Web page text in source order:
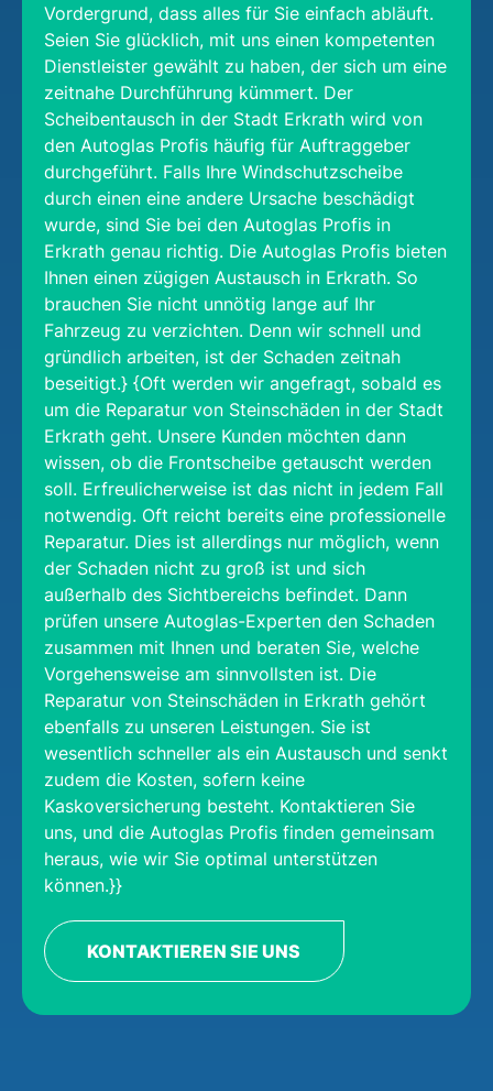
Vordergrund, dass alles für Sie einfach abläuft.
Seien Sie glücklich, mit uns einen kompetenten
Dienstleister gewählt zu haben, der sich um eine
zeitnahe Durchführung kümmert. Der
Scheibentausch in der Stadt Erkrath wird von
den Autoglas Profis häufig für Auftraggeber
durchgeführt. Falls Ihre Windschutzscheibe
durch einen eine andere Ursache beschädigt
wurde, sind Sie bei den Autoglas Profis in
Erkrath genau richtig. Die Autoglas Profis bieten
Ihnen einen zügigen Austausch in Erkrath. So
brauchen Sie nicht unnötig lange auf Ihr
Fahrzeug zu verzichten. Denn wir schnell und
gründlich arbeiten, ist der Schaden zeitnah
beseitigt.} {Oft werden wir angefragt, sobald es
um die Reparatur von Steinschäden in der Stadt
Erkrath geht. Unsere Kunden möchten dann
wissen, ob die Frontscheibe getauscht werden
soll. Erfreulicherweise ist das nicht in jedem Fall
notwendig. Oft reicht bereits eine professionelle
Reparatur. Dies ist allerdings nur möglich, wenn
der Schaden nicht zu groß ist und sich
außerhalb des Sichtbereichs befindet. Dann
prüfen unsere Autoglas-Experten den Schaden
zusammen mit Ihnen und beraten Sie, welche
Vorgehensweise am sinnvollsten ist. Die
Reparatur von Steinschäden in Erkrath gehört
ebenfalls zu unseren Leistungen. Sie ist
wesentlich schneller als ein Austausch und senkt
zudem die Kosten, sofern keine
Kaskoversicherung besteht. Kontaktieren Sie
uns, und die Autoglas Profis finden gemeinsam
heraus, wie wir Sie optimal unterstützen
können.}}
KONTAKTIEREN SIE UNS